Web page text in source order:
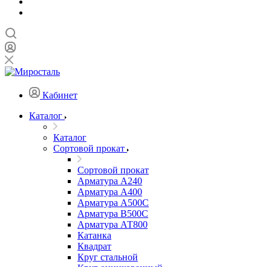
Кабинет
Каталог
Каталог
Сортовой прокат
Сортовой прокат
Арматура А240
Арматура А400
Арматура А500C
Арматура В500С
Арматура АТ800
Катанка
Квадрат
Круг стальной